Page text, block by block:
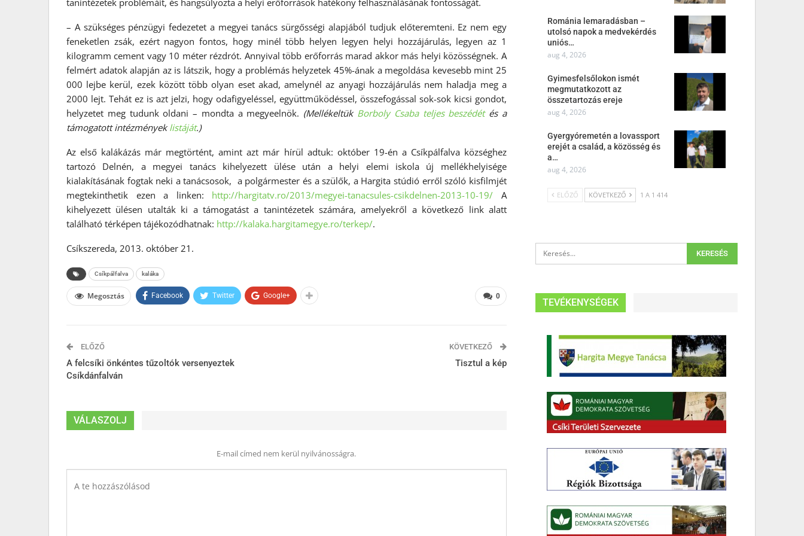
tanintézetek problémáit, és hangsúlyozta a helyi erőforrások hatékony felhasználásának fontosságát.
– A szükséges pénzügyi fedezetet a megyei tanács sürgősségi alapjából tudjuk előteremteni. Ez nem egy
feneketlen zsák, ezért nagyon fontos, hogy minél több helyen legyen helyi hozzájárulás, legyen az 1
kilogramm cement vagy 10 méter rézdrót. Annyival több erőforrás marad akkor más helyi közösségnek. A
felmért adatok alapján az is látszik, hogy a problémás helyzetek 45%-ának a megoldása kevesebb mint 25
000 lejbe kerül, ezek között több olyan eset akad, amelynél az anyagi hozzájárulás nem haladja meg a
2000 lejt. Tehát ez is azt jelzi, hogy odafigyeléssel, együttműködéssel, összefogással sok-sok kicsi gondot,
helyzetet meg tudunk oldani – mondta a megyeelnök. (Mellékeltük Borboly Csaba teljes beszédétés a
támogatott intézményeklistáját.)
Az első kalákázás már megtörtént, amint azt már hírül adtuk: október 19-én a Csíkpálfalva községhez
tartozó Delnén, a megyei tanács kihelyezett ülése után a helyi elemi iskola új mellékhelyisége
kialakításának fogtak neki a tanácsosok, a polgármester és a szülők, a Hargita stúdió erről szóló kisfilmjét
megtekinthetik ezen a linken: http://hargitatv.ro/2013/megyei-tanacsules-csikdelnen-2013-10-19/ A
kihelyezett ülésen utalták ki a támogatást a tanintézetek számára, amelyekről a következő link alatt
található térképen tájékozódhatnak: http://kalaka.hargitamegye.ro/terkep/.
Csíkszereda, 2013. október 21.
Csíkpálfalva kaláka
0
Megosztás Facebook Twitter Google+
ELŐZŐ
A felcsíki önkéntes tűzoltók versenyeztek
Csíkdánfalván
KÖVETKEZŐ
Tisztul a kép
VÁLASZOLJ
E-mail címed nem kerül nyilvánosságra.
Románia lemaradásban –
utolsó napok a medvekérdés
uniós…
aug 4, 2026
Gyimesfelsőlokon ismét
megmutatkozott az
összetartozás ereje
aug 4, 2026
Gyergyóremetén a lovassport
erejét a család, a közösség és
a…
aug 4, 2026
ELŐZŐ KÖVETKEZŐ 1 A 1 414
TEVÉKENYSÉGEK